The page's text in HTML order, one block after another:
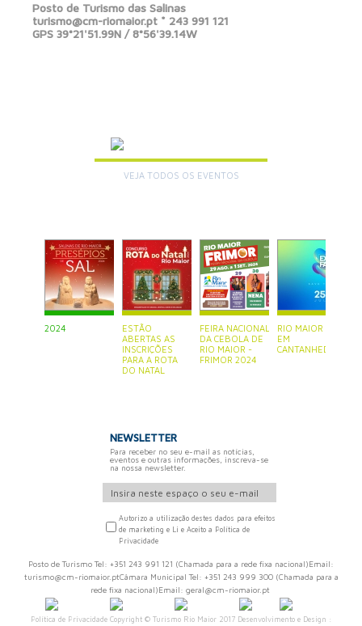
Posto de Turismo das Salinas
turismo@cm-riomaior.pt * 243 991 121
GPS 39°21'51.99N / 8°56'39.14W
VEJA TODOS OS EVENTOS
2024
ESTÃO
ABERTAS AS
INSCRIÇÕES
PARA A ROTA
DO NATAL
FEIRA NACIONAL
DA CEBOLA DE
RIO MAIOR -
FRIMOR 2024
RIO MAIOR ESTÁ
EM
CANTANHEDE
NEWSLETTER
Para receber no seu e-mail as notícias,
eventos e outras informações, inscreva-se
na nossa newsletter.
Autorizo a utilização destes dados para efeitos
de marketing e Li e Aceito a Política de
Privacidade
Posto de Turismo Tel: +351 243 991 121 (Chamada para a rede fixa nacional)Email:
turismo@cm-riomaior.ptCâmara Municipal Tel: +351 243 999 300 (Chamada para a
rede fixa nacional)Email: geral@cm-riomaior.pt
Política de PrivacidadeCopyright © Turismo Rio Maior 2017 Desenvolvimento e Design :